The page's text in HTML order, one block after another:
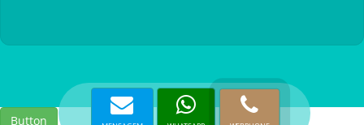
Button